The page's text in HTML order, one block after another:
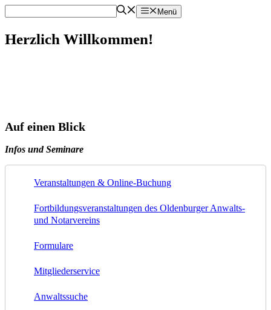
Inhalt
Menü
Herzlich Willkommen!
Auf einen Blick
Infos und Seminare
Veranstaltungen & Online-Buchung
Fortbildungsveranstaltungen des Oldenburger Anwalts-
und Notarvereins
Formulare
Mitgliederservice
Anwaltssuche